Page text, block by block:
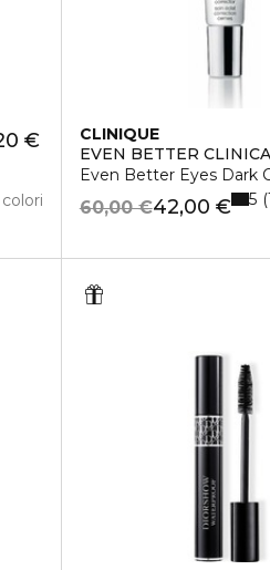
€
CLINIQUE
EVEN BETTER
Even Better Eyes Dark
42,00 €
60,00 € 5